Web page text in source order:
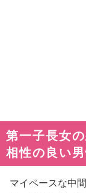
第一子長女
相性の良い
マイペースな中